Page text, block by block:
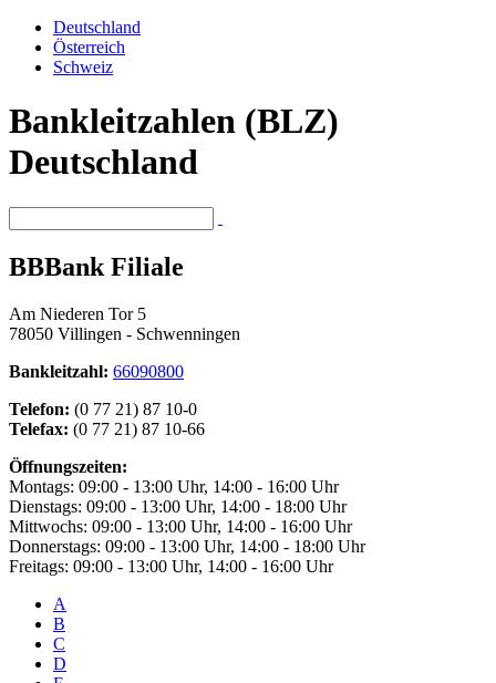
Deutschland
Österreich
Schweiz
Bankleitzahlen (BLZ)
Deutschland
BBBank Filiale
Am Niederen Tor 5
78050 Villingen - Schwenningen
Bankleitzahl: 66090800
Telefon: (0 77 21) 87 10-0
Telefax: (0 77 21) 87 10-66
Öffnungszeiten:
Montags: 09:00 - 13:00 Uhr, 14:00 - 16:00 Uhr
Dienstags: 09:00 - 13:00 Uhr, 14:00 - 18:00 Uhr
Mittwochs: 09:00 - 13:00 Uhr, 14:00 - 16:00 Uhr
Donnerstags: 09:00 - 13:00 Uhr, 14:00 - 18:00 Uhr
Freitags: 09:00 - 13:00 Uhr, 14:00 - 16:00 Uhr
A
B
C
D